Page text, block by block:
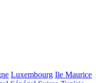
Luxembourg Ile Maurice